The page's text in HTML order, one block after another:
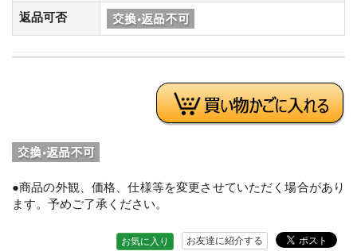
返品可否
●商品の外観、価格、仕様等を変更させていただく場合があり
ます。予めご了承ください。
お友達に紹介する
お気に入り